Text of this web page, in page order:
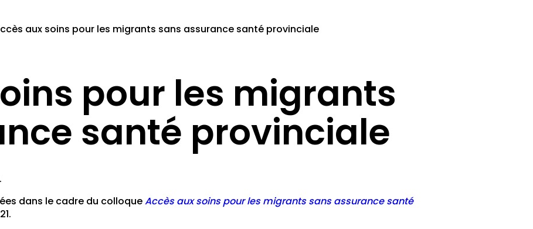
aux soins pour les migrants sans assurance santé provinciale
pour les migrants
santé provinciale
dans le cadre du colloqueAccès aux soins pour les migrants sans assurance santé